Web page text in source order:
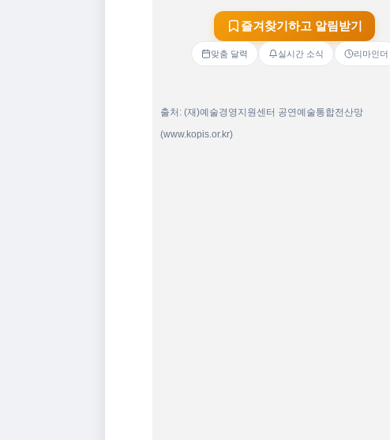
즐겨찾기하고 알림받기
맞춤 달력 실시간 소식 리마인더
출처: (재)예술경영지원센터 공연예술통합전산망
(www.kopis.or.kr)